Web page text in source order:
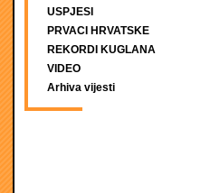
USPJESI
PRVACI HRVATSKE
REKORDI KUGLANA
VIDEO
Arhiva vijesti